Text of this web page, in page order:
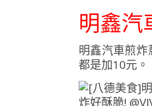
明鑫汽
明鑫汽車煎炸
都是加10元。